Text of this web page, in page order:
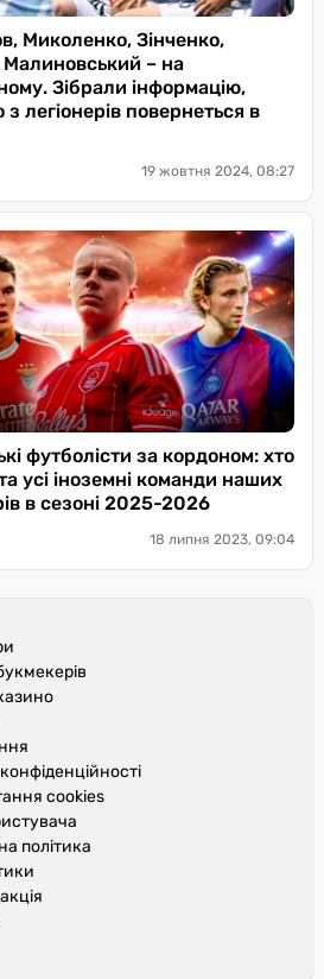
Миколенко, Зінченко,
– на
Зібрали інформацію,
з легіонерів повернеться в
19 жовтня 2024, 08:27
футболісти за кордоном: хто
усі іноземні команди наших
в сезоні 2025-2026
18 липня 2023, 09:04
cookies
політика